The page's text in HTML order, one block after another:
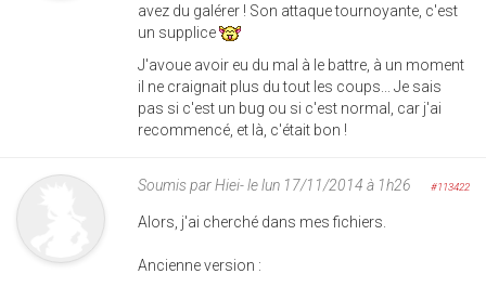
avez du galérer ! Son attaque tournoyante, c'est
un supplice
J'avoue avoir eu du mal à le battre, à un moment
il ne craignait plus du tout les coups... Je sais
pas si c'est un bug ou si c'est normal, car j'ai
recommencé, et là, c'était bon !
Soumis parHiei-le lun 17/11/2014 à 1h26 #113422
Alors, j'ai cherché dans mes fichiers.
Ancienne version :